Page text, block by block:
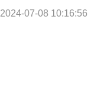
2024-07-08 10:16:56